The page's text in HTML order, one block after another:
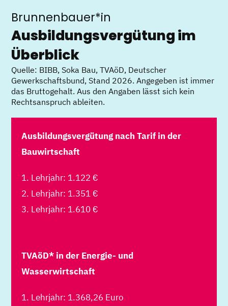
Brunnenbauer*in
Ausbildungsvergütung im
Überblick
Quelle: BIBB, Soka Bau, TVAöD, Deutscher
Gewerkschaftsbund, Stand 2026. Angegeben ist immer
das Bruttogehalt. Aus den Angaben lässt sich kein
Rechtsanspruch ableiten.
Ausbildungsvergütung nach Tarif in der
Bauwirtschaft
1. Lehrjahr: 1.122 €
2. Lehrjahr: 1.351 €
3. Lehrjahr: 1.610 €
TVAöD* in der Energie- und
Wasserwirtschaft
1. Lehrjahr: 1.368,26 Euro